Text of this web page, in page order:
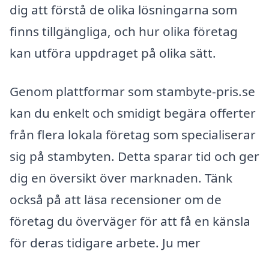
dig att förstå de olika lösningarna som
finns tillgängliga, och hur olika företag
kan utföra uppdraget på olika sätt.
Genom plattformar som stambyte-pris.se
kan du enkelt och smidigt begära offerter
från flera lokala företag som specialiserar
sig på stambyten. Detta sparar tid och ger
dig en översikt över marknaden. Tänk
också på att läsa recensioner om de
företag du överväger för att få en känsla
för deras tidigare arbete. Ju mer